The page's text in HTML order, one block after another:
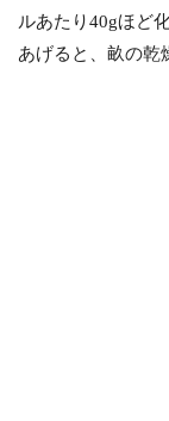
ルあたり40gほど
あげると、畝の乾